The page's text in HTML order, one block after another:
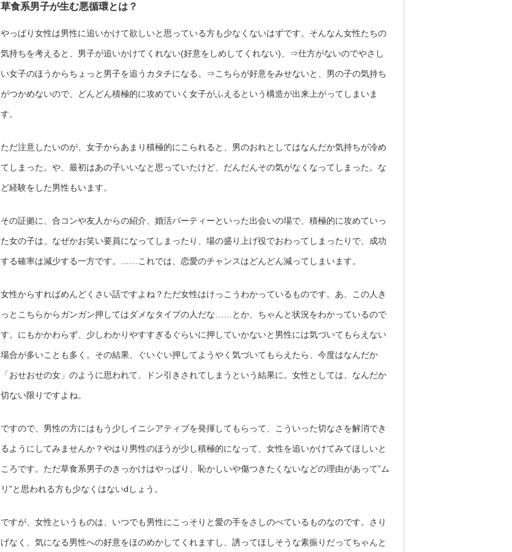
草食系男子が生む悪循環とは？
やっぱり女性は男性に追いかけて欲しいと思っている方も少なくないはずです。そんなん女性たちの
気持ちを考えると、男子が追いかけてくれない(好意をしめしてくれない)、⇒仕方がないのでやさし
い女子のほうからちょっと男子を追うカタチになる。⇒こちらが好意をみせないと、男の子の気持ち
がつかめないので、どんどん積極的に攻めていく女子がふえるという構造が出来上がってしまいま
す。
ただ注意したいのが、女子からあまり積極的にこられると、男のおれとしてはなんだか気持ちが冷め
てしまった。や、最初はあの子いいなと思っていたけど、だんだんその気がなくなってしまった。な
ど経験をした男性もいます。
その証拠に、合コンや友人からの紹介、婚活パーティーといった出会いの場で、積極的に攻めていっ
た女の子は、なぜかお笑い要員になってしまったり、場の盛り上げ役でおわってしまったりで、成功
する確率は減少する一方です。……これでは、恋愛のチャンスはどんどん減ってしまいます。
女性からすればめんどくさい話ですよね？ただ女性はけっこうわかっているものです。あ、この人き
っとこちらからガンガン押してはダメなタイプの人だな……とか、ちゃんと状況をわかっているので
す。にもかかわらず、少しわかりやすすぎるぐらいに押していかないと男性には気づいてもらえない
場合が多いことも多く。その結果、ぐいぐい押してようやく気づいてもらえたら、今度はなんだか
「おせおせの女」のように思われて、ドン引きされてしまうという結果に。女性としては、なんだか
切ない限りですよね。
ですので、男性の方にはもう少しイニシアティブを発揮してもらって、こういった切なさを解消でき
るようにしてみませんか？やはり男性のほうが少し積極的になって、女性を追いかけてみてほしいと
ころです。ただ草食系男子のきっかけはやっぱり、恥かしいや傷つきたくないなどの理由があって”ム
リ”と思われる方も少なくはないdしょう。
ですが、女性というものは、いつでも男性にこっそりと愛の手をさしのべているものなのです。さり
げなく、気になる男性への好意をほのめかしてくれますし、誘ってほしそうな素振りだってちゃんと